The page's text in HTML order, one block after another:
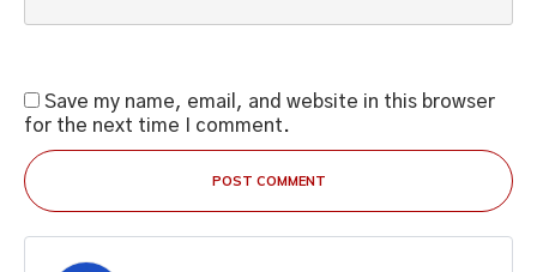
Save my name, email, and website in this browser
for the next time I comment.
POST COMMENT